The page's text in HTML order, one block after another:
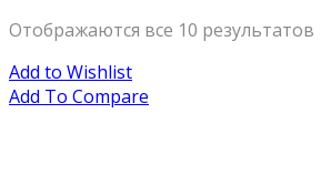
Отображаются все 10 результатов
Add to Wishlist
Add To Compare